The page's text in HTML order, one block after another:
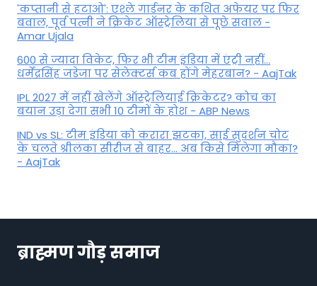
'कप्तानी से हटाओ': एश्ले गार्डनर के कथित अफेयर पर फिर
बवाल, पूर्व पत्नी ने क्रिकेट ऑस्ट्रेलिया से पूछे सवाल -
Amar Ujala
600 से ज्यादा विकेट, फिर भी टीम इंडिया में एंट्री नहीं...
धर्मेंद्रसिंह जडेजा पर सेलेक्टर्स कब होंगे मेहरबान? - AajTak
IPL 2027 में नहीं खेलेंगे ऑस्ट्रेलियाई क्रिकेटर? कोच का
बयान उड़ा देगा सभी 10 टीमों के होश - ABP News
IND vs SL: टीम इंड‍िया को करारा झटका, साई सुदर्शन चोट
के चलते श्रीलंका सीरीज से बाहर... अब किसे म‍िलेगा मौका?
- AajTak
ब्राह्मण गौड़ समाज